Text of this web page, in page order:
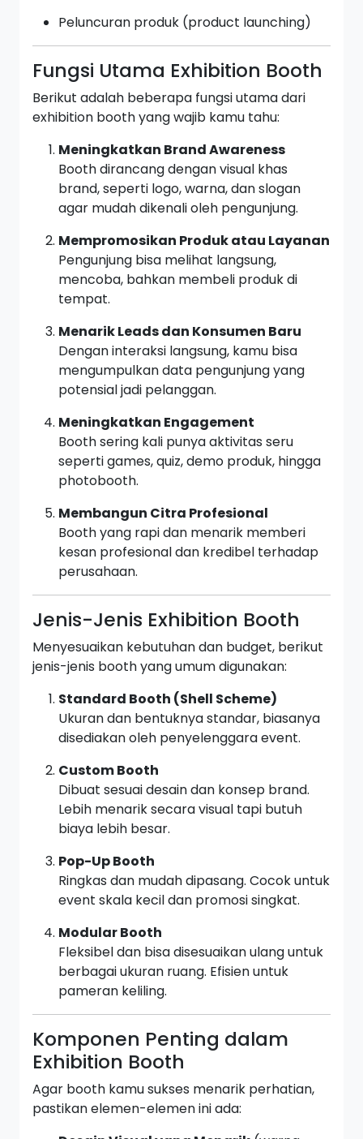
Peluncuran produk (product launching)
Fungsi Utama Exhibition Booth
Berikut adalah beberapa fungsi utama dari
exhibition booth yang wajib kamu tahu:
Meningkatkan Brand Awareness
Booth dirancang dengan visual khas
brand, seperti logo, warna, dan slogan
agar mudah dikenali oleh pengunjung.
Mempromosikan Produk atau Layanan
Pengunjung bisa melihat langsung,
mencoba, bahkan membeli produk di
tempat.
Menarik Leads dan Konsumen Baru
Dengan interaksi langsung, kamu bisa
mengumpulkan data pengunjung yang
potensial jadi pelanggan.
Meningkatkan Engagement
Booth sering kali punya aktivitas seru
seperti games, quiz, demo produk, hingga
photobooth.
Membangun Citra Profesional
Booth yang rapi dan menarik memberi
kesan profesional dan kredibel terhadap
perusahaan.
Jenis-Jenis Exhibition Booth
Menyesuaikan kebutuhan dan budget, berikut
jenis-jenis booth yang umum digunakan:
Standard Booth (Shell Scheme)
Ukuran dan bentuknya standar, biasanya
disediakan oleh penyelenggara event.
Custom Booth
Dibuat sesuai desain dan konsep brand.
Lebih menarik secara visual tapi butuh
biaya lebih besar.
Pop-Up Booth
Ringkas dan mudah dipasang. Cocok untuk
event skala kecil dan promosi singkat.
Modular Booth
Fleksibel dan bisa disesuaikan ulang untuk
berbagai ukuran ruang. Efisien untuk
pameran keliling.
Komponen Penting dalam
Exhibition Booth
Agar booth kamu sukses menarik perhatian,
pastikan elemen-elemen ini ada: